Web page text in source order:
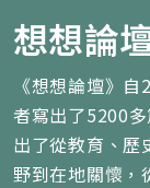
想想論
《想想論壇》
者寫出了5200
出了從教育、歷
野到在地關懷，